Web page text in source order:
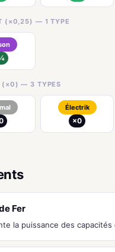
(×0,25) — 1 TYPE
(×0) — 3 TYPES
Électrik
×0
Fer
la puissance des